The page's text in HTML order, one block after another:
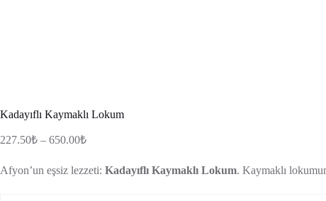
Kadayıflı Kaymaklı Lokum
227.50₺ – 650.00₺Fiyat
227.50₺
-
Afyon’un eşsiz lezzeti: Kadayıflı Kaymaklı Lokum. Kaymaklı